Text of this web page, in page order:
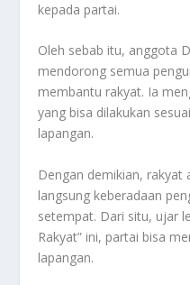
kepada partai.
Oleh sebab itu, anggota
mendorong semua
membantu rakyat. Ia
yang bisa dilakukan
lapangan.
Dengan demikian, rakyat
langsung keberadaan
setempat. Dari situ, ujar
Rakyat” ini, partai bisa
lapangan.